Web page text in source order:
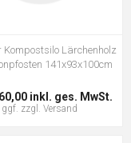
Kompostsilo Lärchenholz
141x93x100cm
inkl. ges. MwSt.
ggf. zzgl. Versand